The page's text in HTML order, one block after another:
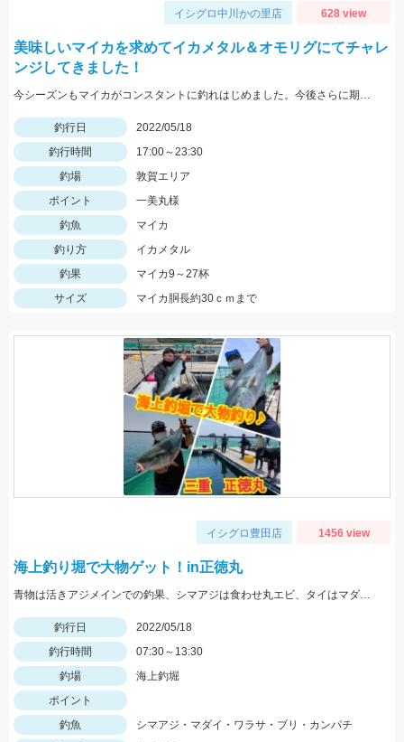
イシグロ中川かの里店 628 view
美味しいマイカを求めてイカメタル＆オモリグにてチャレ
ンジしてきました！
今シーズンもマイカがコンスタントに釣れはじめました。今後さらに期待できるので是非釣りに行ってみてください！
釣行日
2022/05/18
釣行時間
17:00～23:30
釣場
敦賀エリア
ポイント
一美丸様
釣魚
マイカ
釣り方
イカメタル
釣果
マイカ9～27杯
サイズ
マイカ胴長約30ｃｍまで
イシグロ豊田店 1456 view
海上釣り堀で大物ゲット！in正徳丸
青物は活きアジメインでの釣果、シマアジは食わせ丸エビ、タイはマダイイエローが効果的でした。
釣行日
2022/05/18
釣行時間
07:30～13:30
釣場
海上釣堀
ポイント
釣魚
シマアジ・マダイ・ワラサ・ブリ・カンパチ